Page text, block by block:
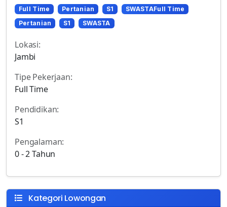
Full Time Pertanian S1
SWASTAFull Time
Pertanian
S1 SWASTA
Lokasi:
Jambi
Tipe Pekerjaan:
Full Time
Pendidikan:
S1
Pengalaman:
0 - 2 Tahun
Kategori Lowongan